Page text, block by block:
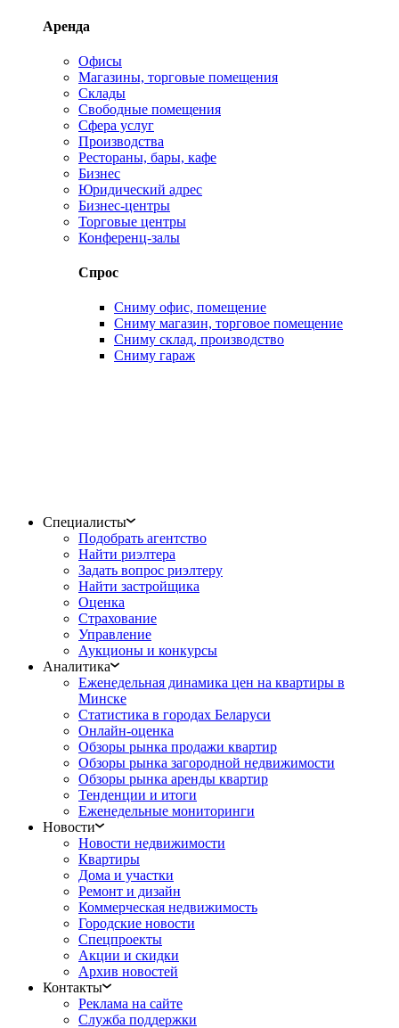
Аренда
Офисы
Магазины, торговые помещения
Склады
Свободные помещения
Сфера услуг
Производства
Рестораны, бары, кафе
Бизнес
Юридический адрес
Бизнес-центры
Торговые центры
Конференц-залы
Спрос
Сниму офис, помещение
Сниму магазин, торговое помещение
Сниму склад, производство
Сниму гараж
Специалисты
Подобрать агентство
Найти риэлтера
Задать вопрос риэлтеру
Найти застройщика
Оценка
Страхование
Управление
Аукционы и конкурсы
Аналитика
Еженедельная динамика цен на квартиры в
Минске
Статистика в городах Беларуси
Онлайн-оценка
Обзоры рынка продажи квартир
Обзоры рынка загородной недвижимости
Обзоры рынка аренды квартир
Тенденции и итоги
Еженедельные мониторинги
Новости
Новости недвижимости
Квартиры
Дома и участки
Ремонт и дизайн
Коммерческая недвижимость
Городские новости
Спецпроекты
Акции и скидки
Архив новостей
Контакты
Реклама на сайте
Служба поддержки